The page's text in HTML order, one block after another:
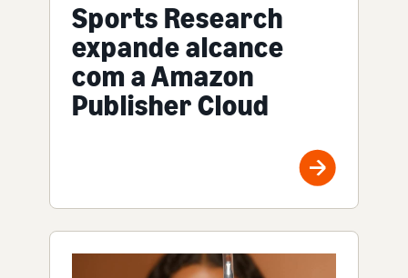
Sports Research
expande alcance
com a Amazon
Publisher Cloud